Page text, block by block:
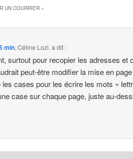
UN COURRIER »
min, Céline Lozi. a dit :
surtout pour recopier les adresses
peut-être modifier la mise en
les cases pour les écrire les mots «
case sur chaque page, juste au-